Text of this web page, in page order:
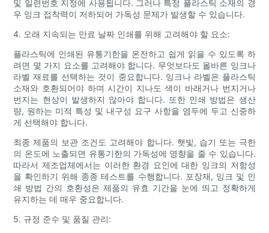
및 일련번호 지정에 사용됩니다. 그러나 특정 플라스틱 소재의 경
우 잉크 접착력이 저하되어 가독성 문제가 발생할 수 있습니다.
4. 오래 지속되는 만료 날짜 인쇄를 위해 고려해야 할 요소:
플라스틱에 인쇄된 유통기한을 온전하고 쉽게 읽을 수 있도록 하
려면 몇 가지 요소를 고려해야 합니다. 무엇보다도 올바른 잉크나
라벨 재료를 선택하는 것이 중요합니다. 잉크나 라벨은 플라스틱
소재와 호환되어야 하며 시간이 지나도 색이 바래거나 번지거나
번지는 현상이 발생하지 않아야 합니다. 또한 인쇄 방법은 생산
량, 원하는 미적 특성 및 내구성 요구 사항을 염두에 두고 신중하
게 선택해야 합니다.
최종 제품의 보관 조건도 고려해야 합니다. 햇빛, 습기 또는 극한
의 온도에 노출되면 유통기한의 가독성에 영향을 줄 수 있습니다.
따라서 제조업체에서는 이러한 환경 요인에 대한 잉크의 저항성
을 확인하기 위해 종종 테스트를 수행합니다. 포장재, 잉크 및 인
쇄 방법 간의 호환성은 제품의 유효 기간을 눈에 띄고 정확하게
유지하는 데 매우 중요합니다.
5. 규정 준수 및 품질 관리: